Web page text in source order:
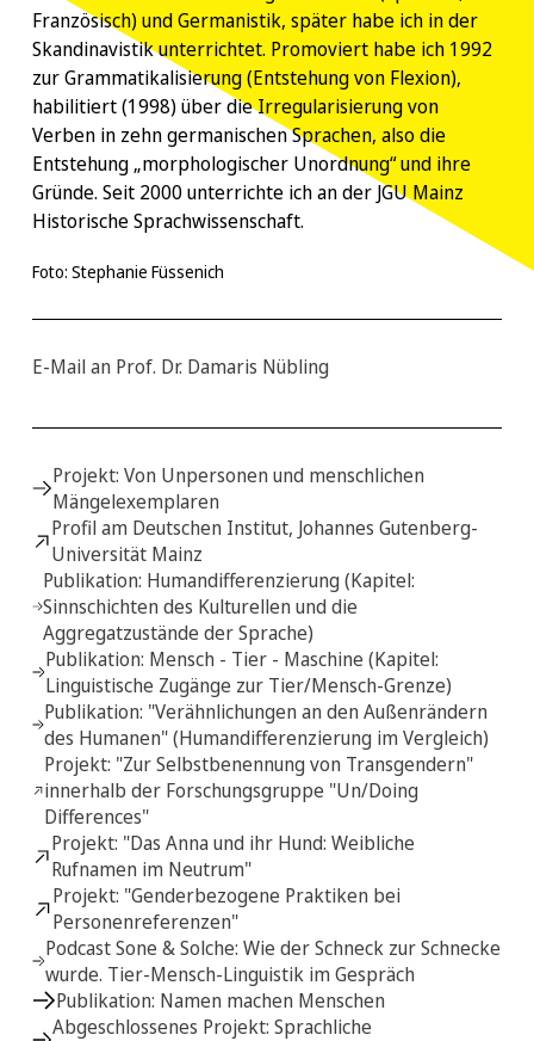
Französisch) und Germanistik, später habe ich in der
Skandinavistik unterrichtet. Promoviert habe ich 1992
zur Grammatikalisierung (Entstehung von Flexion),
habilitiert (1998) über die Irregularisierung von
Verben in zehn germanischen Sprachen, also die
Entstehung „morphologischer Unordnung“ und ihre
Gründe. Seit 2000 unterrichte ich an der JGU Mainz
Historische Sprachwissenschaft.
Foto: Stephanie Füssenich
E-Mail an Prof. Dr. Damaris Nübling
Projekt: Von Unpersonen und menschlichen
Mängelexemplaren
Profil am Deutschen Institut, Johannes Gutenberg-
Universität Mainz
Publikation: Humandifferenzierung (Kapitel:
Sinnschichten des Kulturellen und die
Aggregatzustände der Sprache)
Publikation: Mensch - Tier - Maschine (Kapitel:
Linguistische Zugänge zur Tier/Mensch-Grenze)
Publikation: "Verähnlichungen an den Außenrändern
des Humanen" (Humandifferenzierung im Vergleich)
Projekt: "Zur Selbstbenennung von Transgendern"
innerhalb der Forschungsgruppe "Un/Doing
Differences"
Projekt: "Das Anna und ihr Hund: Weibliche
Rufnamen im Neutrum"
Projekt: "Genderbezogene Praktiken bei
Personenreferenzen"
Podcast Sone & Solche: Wie der Schneck zur Schnecke
wurde. Tier-Mensch-Linguistik im Gespräch
Publikation: Namen machen Menschen
Abgeschlossenes Projekt: Sprachliche